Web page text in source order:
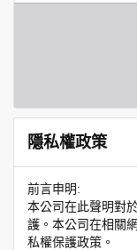
隱私權政策
前言申明:
本公司在此聲明對
護。本公司在相關
私權保護政策。